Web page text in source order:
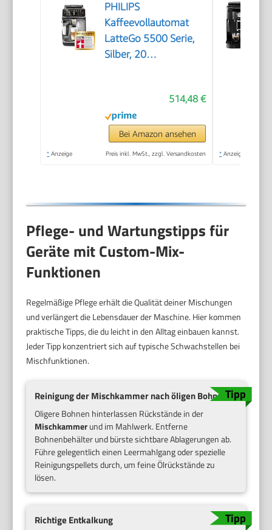
PHILIPS
Kaffeevollautomat
LatteGo 5500 Serie,
Silber, 20
514,48 €
Bei Amazon ansehen
* Anzeige Preis inkl. MwSt., zzgl. Versandkosten * Anzeige
Pflege- und Wartungstipps für
Geräte mit Custom-Mix-
Funktionen
Regelmäßige Pflege erhält die Qualität deiner Mischungen
und verlängert die Lebensdauer der Maschine. Hier kommen
praktische Tipps, die du leicht in den Alltag einbauen kannst.
Jeder Tipp konzentriert sich auf typische Schwachstellen bei
Mischfunktionen.
Reinigung der Mischkammer nach öligen Bohnen
Oligere Bohnen hinterlassen Rückstände in der
Mischkammerund im Mahlwerk. Entferne
Bohnenbehälter und bürste sichtbare Ablagerungen ab.
Führe gelegentlich einen Leermahlgang oder spezielle
Reinigungspellets durch, um feine Ölrückstände zu
lösen.
Richtige Entkalkung